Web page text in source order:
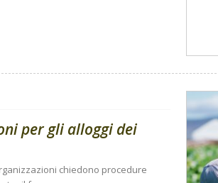
per gli alloggi dei
chiedono procedure